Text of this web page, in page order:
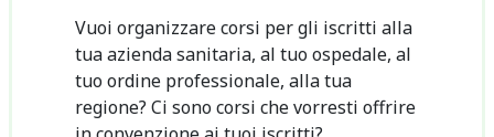
Vuoi organizzare corsi per gli iscritti alla
tua azienda sanitaria, al tuo ospedale, al
tuo ordine professionale, alla tua
regione? Ci sono corsi che vorresti offrire